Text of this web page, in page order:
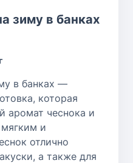
зиму в банках
в банках —
которая
аромат чеснока и
мягким и
отлично
а также для